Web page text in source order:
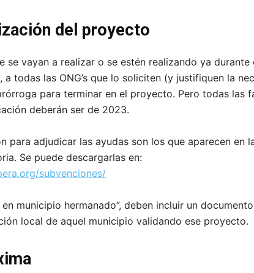
ón del proyecto
se vayan a realizar o se estén realizando ya durante
a todas las ONG’s que lo soliciten (y justifiquen la
para terminar en el proyecto. Pero todas las
deberán ser de 2023.
para adjudicar las ayudas son los que aparecen en
Se puede descargarlas en:
subvenciones/
municipio hermanado”, deben incluir un
local de aquel municipio validando ese proyecto.